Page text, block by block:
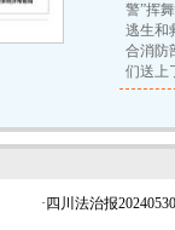
警”挥
逃生和
合消防
们送上
· 四川法治报